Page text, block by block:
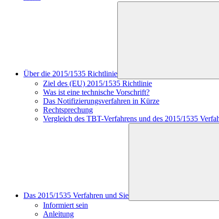
Über die 2015/1535 Richtlinie
Ziel des (EU) 2015/1535 Richtlinie
Was ist eine technische Vorschrift?
Das Notifizierungsverfahren in Kürze
Rechtsprechung
Vergleich des TBT-Verfahrens und des 2015/1535
Das 2015/1535 Verfahren und Sie
Informiert sein
Anleitung